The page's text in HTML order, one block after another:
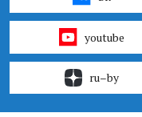
youtube
ru–by